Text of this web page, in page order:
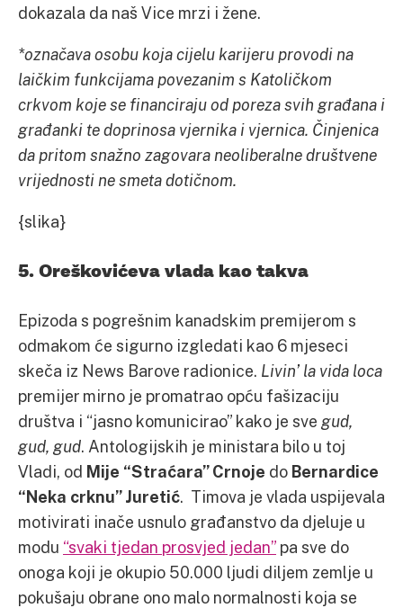
dokazala da naš Vice mrzi i žene.
*označava osobu koja cijelu karijeru provodi na
laičkim funkcijama povezanim s Katoličkom
crkvom koje se financiraju od poreza svih građana i
građanki te doprinosa vjernika i vjernica. Činjenica
da pritom snažno zagovara neoliberalne društvene
vrijednosti ne smeta dotičnom.
{slika}
5. Oreškovićeva vlada kao takva
Epizoda s pogrešnim kanadskim premijerom s
odmakom će sigurno izgledati kao 6 mjeseci
skeča iz News Barove radionice. Livin’ la vida loca
premijer mirno je promatrao opću fašizaciju
društva i “jasno komunicirao” kako je sve gud,
gud, gud. Antologijskih je ministara bilo u toj
Vladi, od Mije “Straćara” Crnoje do Bernardice
“Neka crknu” Juretić. Timova je vlada uspijevala
motivirati inače usnulo građanstvo da djeluje u
modu “svaki tjedan prosvjed jedan” pa sve do
onoga koji je okupio 50.000 ljudi diljem zemlje u
pokušaju obrane ono malo normalnosti koja se